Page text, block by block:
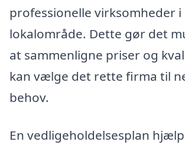
professionelle virksomheder i
lokalområde. Dette gør det
at sammenligne priser og
kan vælge det rette firma til
behov.
En vedligeholdelsesplan